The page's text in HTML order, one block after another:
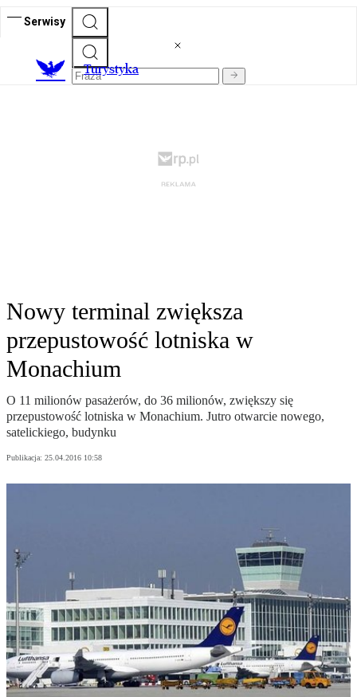
Serwisy
Turystyka
Nowy terminal zwiększa
przepustowość lotniska w
Monachium
O 11 milionów pasażerów, do 36 milionów, zwiększy się
przepustowość lotniska w Monachium. Jutro otwarcie nowego,
satelickiego, budynku
Publikacja: 25.04.2016 10:58